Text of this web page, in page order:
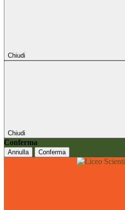
Chiudi
Chiudi
Conferma
Annulla Conferma